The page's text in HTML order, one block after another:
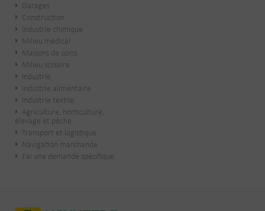
Garages
Construction
Industrie chimique
Milieu médical
Maisons de soins
Milieu scolaire
Industrie
Industrie alimentaire
Industrie textile
Agriculture, horticulture,
élevage et pêche
Transport et logistique
Navigation marchande
J'ai une demande spécifique